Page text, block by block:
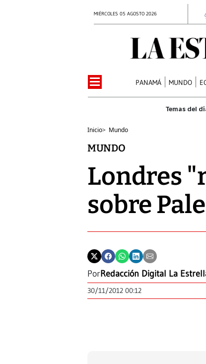
MIÉRCOLES 05 AGOSTO 2026
PANAMÁ MUNDO
Inicio> Mundo
MUNDO
Londres
sobre
PorRedacción Digital La
30/11/2012 00:12